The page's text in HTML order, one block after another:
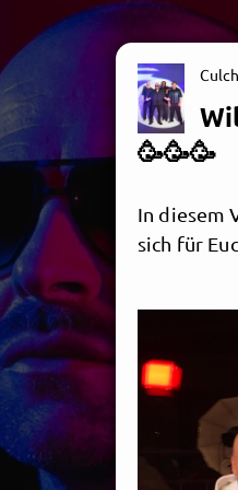
🥳🥳🥳
In diesem
sich für